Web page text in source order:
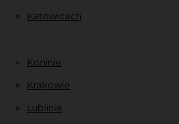
Katowicach
Koninie
Krakowie
Lublinie